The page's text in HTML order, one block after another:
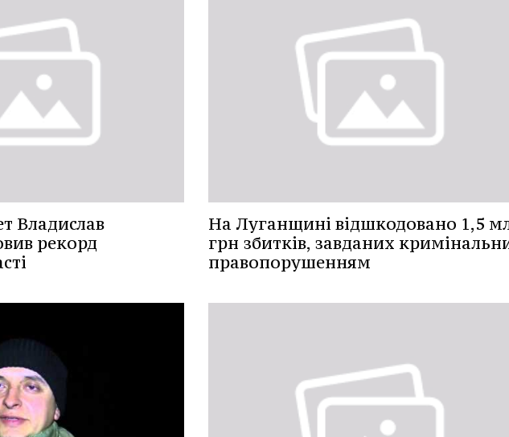
Владислав
рекорд
На Луганщині відшкодовано 1,5
грн збитків, завданих
правопорушенням